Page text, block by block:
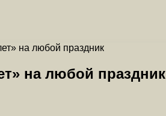
на любой праздник
на любой праздник